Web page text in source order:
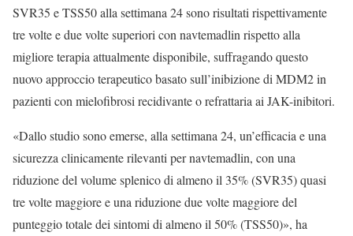
SVR35 e TSS50 alla settimana 24 sono risultati rispettivamente
tre volte e due volte superiori con navtemadlin rispetto alla
migliore terapia attualmente disponibile, suffragando questo
nuovo approccio terapeutico basato sull’inibizione di MDM2 in
pazienti con mielofibrosi recidivante o refrattaria ai JAK-inibitori.
«Dallo studio sono emerse, alla settimana 24, un’efficacia e una
sicurezza clinicamente rilevanti per navtemadlin, con una
riduzione del volume splenico di almeno il 35% (SVR35) quasi
tre volte maggiore e una riduzione due volte maggiore del
punteggio totale dei sintomi di almeno il 50% (TSS50)», ha